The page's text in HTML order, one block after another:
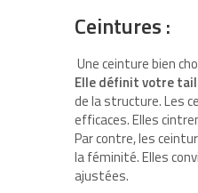
Ceintures :
Une ceinture bien
Elle définit votre
de la structure. Les
efficaces. Elles
Par contre, les
la féminité. Elles
ajustées.